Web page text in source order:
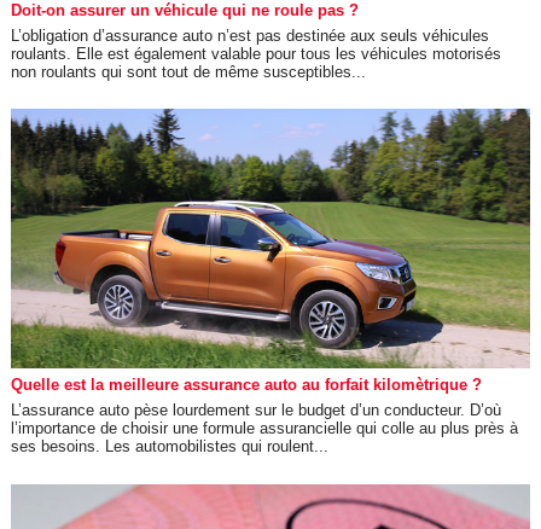
Doit-on assurer un véhicule qui ne roule pas ?
L’obligation d’assurance auto n’est pas destinée aux seuls véhicules
roulants. Elle est également valable pour tous les véhicules motorisés
non roulants qui sont tout de même susceptibles...
Quelle est la meilleure assurance auto au forfait kilomètrique ?
L’assurance auto pèse lourdement sur le budget d’un conducteur. D’où
l’importance de choisir une formule assurancielle qui colle au plus près à
ses besoins. Les automobilistes qui roulent...